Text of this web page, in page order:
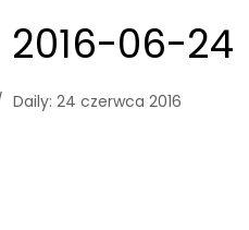
2016-06-24
Daily: 24 czerwca 2016